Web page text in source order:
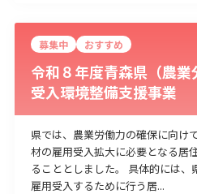
募集中 おすすめ
令和８年度青森県（農
受入環境整備支援事業
県では、農業労働力の確保に向け
材の雇用受入拡大に必要となる居
ることとしました。 具体的には
雇用受入するために行う居...